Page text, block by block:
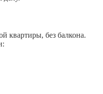
квартиры, без балкона.